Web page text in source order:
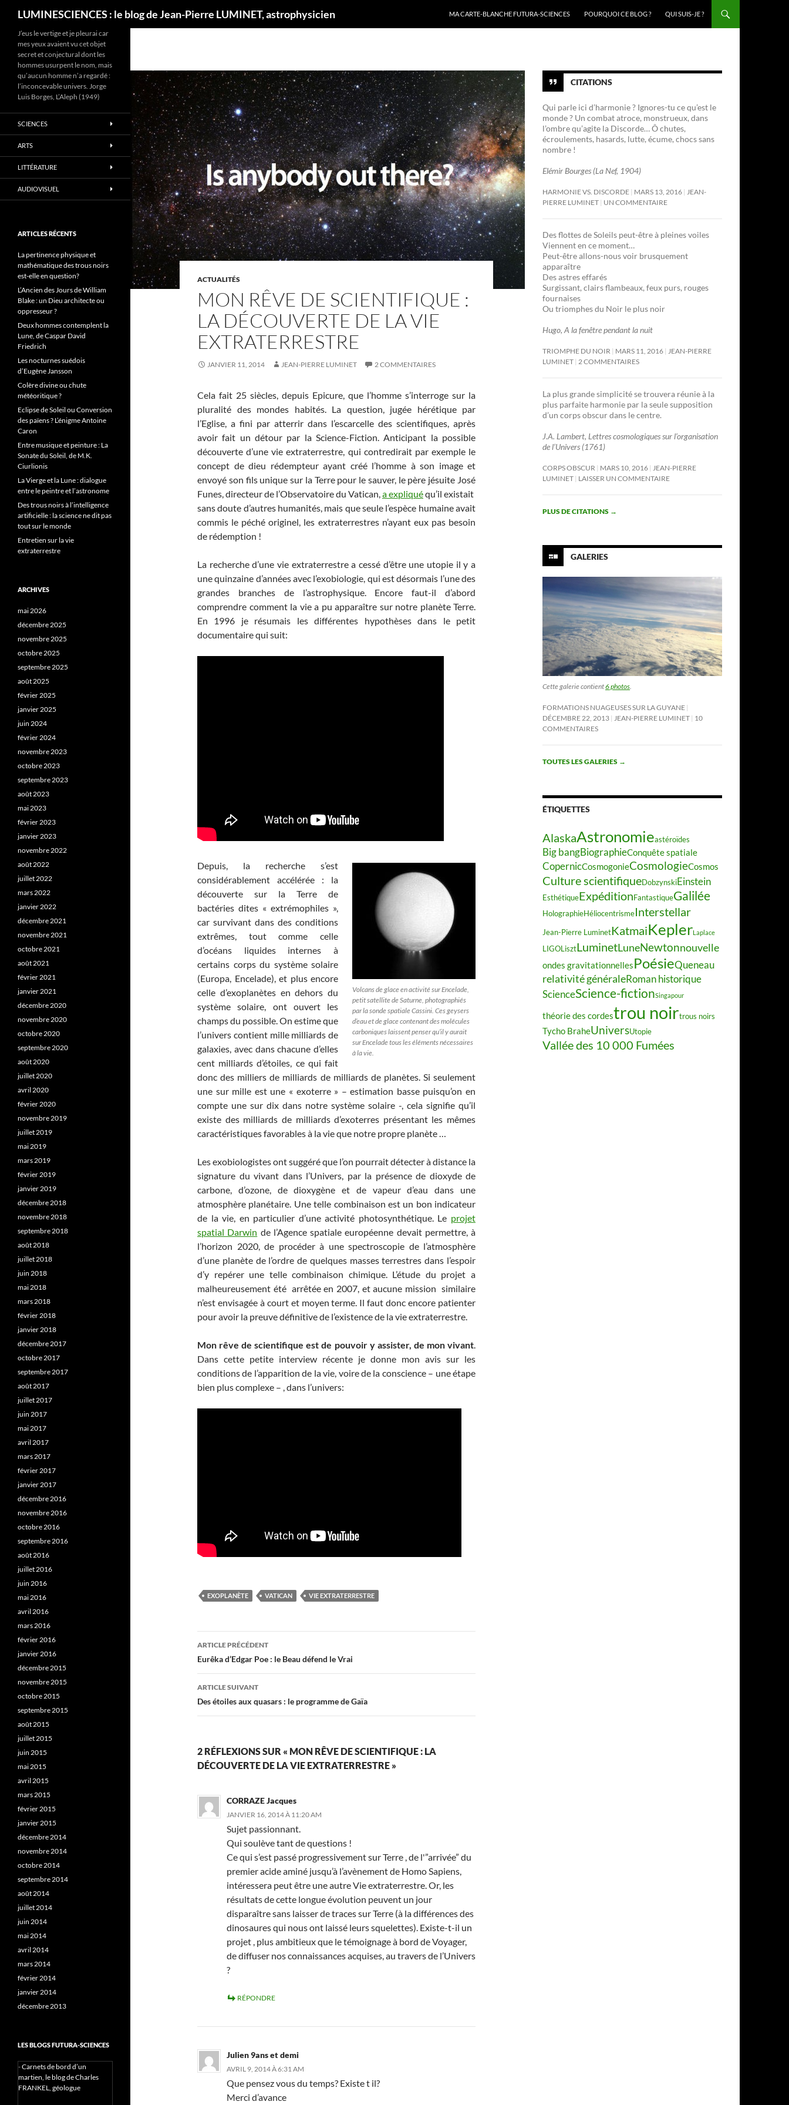
LUMINESCIENCES : le blog de Jean-Pierre LUMINET, astrophysicien
MA CARTE-BLANCHE FUTURA-SCIENCES
POURQUOI CE BLOG ? QUI SUIS-JE ?
ACTUALITÉS
MON RÊVE DE SCIENTIFIQUE :
LA DÉCOUVERTE DE LA VIE
EXTRATERRESTRE
JANVIER 11, 2014 JEAN-PIERRE LUMINET 2 COMMENTAIRES
Cela fait 25 siècles, depuis Epicure, que l’homme s’interroge sur la
pluralité des mondes habités. La question, jugée hérétique par
l’Eglise, a fini par atterrir dans l’escarcelle des scientifiques, après
avoir fait un détour par la Science-Fiction. Anticipant la possible
découverte d’une vie extraterrestre, qui contredirait par exemple le
concept de dieu rédempteur ayant créé l’homme à son image et
envoyé son fils unique sur la Terre pour le sauver, le père jésuite José
Funes, directeur de l’Observatoire du Vatican,a expliquéqu’il existait
sans doute d’autres humanités, mais que seule l’espèce humaine avait
commis le péché originel, les extraterrestres n’ayant eux pas besoin
de rédemption !
La recherche d’une vie extraterrestre a cessé d’être une utopie il y a
une quinzaine d’années avec l’exobiologie, qui est désormais l’une des
grandes branches de l’astrophysique. Encore faut-il d’abord
comprendre comment la vie a pu apparaître sur notre planète Terre.
En 1996 je résumais les différentes hypothèses dans le petit
documentaire qui suit:
Volcans de glace en activité sur Encelade,
petit satellite de Saturne, photographiés
par la sonde spatiale Cassini. Ces geysers
d’eau et de glace contenant des molécules
carboniques laissent penser qu’il y aurait
sur Encelade tous les éléments nécessaires
à la vie.
Depuis, la recherche s’est
considérablement accélérée : la
découverte sur la Terre de
bactéries dites « extrémophiles »,
car survivant dans des conditions
extrêmes, tout comme celle
d’océans liquides internes à
certains corps du système solaire
(Europa, Encelade), et plus encore
celle d’exoplanètes en dehors du
système solaire, ont ouvert les
champs du possible. On estime que
l’univers contient mille milliards de
galaxies, avec dans chacune d’elles
cent milliards d’étoiles, ce qui fait
donc des milliers de milliards de milliards de planètes. Si seulement
une sur mille est une « exoterre » – estimation basse puisqu’on en
compte une sur dix dans notre système solaire -, cela signifie qu’il
existe des milliards de milliards d’exoterres présentant les mêmes
caractéristiques favorables à la vie que notre propre planète …
Les exobiologistes ont suggéré que l’on pourrait détecter à distance la
signature du vivant dans l’Univers, par la présence de dioxyde de
carbone, d’ozone, de dioxygène et de vapeur d’eau dans une
atmosphère planétaire. Une telle combinaison est un bon indicateur
de la vie, en particulier d’une activité photosynthétique. Le projet
spatial Darwin de l’Agence spatiale européenne devait permettre, à
l’horizon 2020, de procéder à une spectroscopie de l’atmosphère
d’une planète de l’ordre de quelques masses terrestres dans l’espoir
d’y repérer une telle combinaison chimique. L’étude du projet a
malheureusement été arrêtée en 2007, et aucune mission similaire
n’est envisagée à court et moyen terme. Il faut donc encore patienter
pour avoir la preuve définitive de l’existence de la vie extraterrestre.
Mon rêve de scientifique est de pouvoir y assister, de mon vivant.
Dans cette petite interview récente je donne mon avis sur les
conditions de l’apparition de la vie, voire de la conscience – une étape
bien plus complexe – , dans l’univers:
EXOPLANÈTE VATICAN VIE EXTRATERRESTRE
Navigation
des
articles
ARTICLE PRÉCÉDENT
Eurêka d’Edgar Poe : le Beau défend le Vrai
ARTICLE SUIVANT
Des étoiles aux quasars : le programme de Gaïa
2 RÉFLEXIONS SUR « MON RÊVE DE SCIENTIFIQUE : LA
DÉCOUVERTE DE LA VIE EXTRATERRESTRE »
CORRAZE Jacques
JANVIER 16, 2014 À 11:20 AM
Sujet passionnant.
Qui soulève tant de questions !
Ce qui s’est passé progressivement sur Terre , de l'”arrivée” du
premier acide aminé jusqu’à l’avènement de Homo Sapiens,
intéressera peut être une autre Vie extraterrestre. Or, les
résultats de cette longue évolution peuvent un jour
disparaître sans laisser de traces sur Terre (à la différences des
dinosaures qui nous ont laissé leurs squelettes). Existe-t-il un
projet , plus ambitieux que le témoignage à bord de Voyager,
de diffuser nos connaissances acquises, au travers de l’Univers
?
RÉPONDRE
Julien 9ans et demi
AVRIL 9, 2014 À 6:31 AM
Que pensez vous du temps? Existe t il?
Merci d’avance
CITATIONS
Qui parle ici d’harmonie ? Ignores-tu ce qu’est le
monde ? Un combat atroce, monstrueux, dans
l’ombre qu’agite la Discorde… Ô chutes,
écroulements, hasards, lutte, écume, chocs sans
nombre !
Elémir Bourges (La Nef, 1904)
HARMONIE VS. DISCORDE MARS 13, 2016 JEAN-
PIERRE LUMINET UN COMMENTAIRE
Des flottes de Soleils peut-être à pleines voiles
Viennent en ce moment…
Peut-être allons-nous voir brusquement
apparaître
Des astres effarés
Surgissant, clairs flambeaux, feux purs, rouges
fournaises
Ou triomphes du Noir le plus noir
Hugo, A la fenêtre pendant la nuit
TRIOMPHE DU NOIR MARS 11, 2016 JEAN-PIERRE
LUMINET 2 COMMENTAIRES
La plus grande simplicité se trouvera réunie à la
plus parfaite harmonie par la seule supposition
d’un corps obscur dans le centre.
J.A. Lambert, Lettres cosmologiques sur l’organisation
de l’Univers (1761)
CORPS OBSCUR MARS 10, 2016 JEAN-PIERRE
LUMINET LAISSER UN COMMENTAIRE
PLUS DE CITATIONS →
GALERIES
Cette galerie contient6 photos.
FORMATIONS NUAGEUSES SUR LA GUYANE
DÉCEMBRE 22, 2013 JEAN-PIERRE LUMINET 10
COMMENTAIRES
TOUTES LES GALERIES →
ÉTIQUETTES
AlaskaAstronomieastéroïdes
Big bangBiographieConquête spatiale
CopernicCosmogonieCosmologieCosmos
Culture scientifiqueDobzynskiEinstein
EsthétiqueExpéditionFantastiqueGalilée
HolographieHéliocentrismeInterstellar
Jean-Pierre LuminetKatmaiKeplerLaplace
LIGOLisztLuminetLuneNewtonnouvelle
ondes gravitationnellesPoésieQueneau
relativité généraleRoman historique
ScienceScience-fictionSingapour
théorie des cordestrou noirtrous noirs
Tycho BraheUniversUtopie
Vallée des 10 000 Fumées
J’eus le vertige et je pleurai car
mes yeux avaient vu cet objet
secret et conjectural dont les
hommes usurpent le nom, mais
qu’aucun homme n’a regardé :
l’inconcevable univers. Jorge
Luis Borges, L’Aleph (1949)
SCIENCES
ARTS
LITTÉRATURE
AUDIOVISUEL
ARTICLES RÉCENTS
La pertinence physique et
mathématique des trous noirs
est-elle en question?
L’Ancien des Jours de William
Blake : un Dieu architecte ou
oppresseur ?
Deux hommes contemplent la
Lune, de Caspar David
Friedrich
Les nocturnes suédois
d’Eugène Jansson
Colère divine ou chute
météoritique ?
Eclipse de Soleil ou Conversion
des païens ? L’énigme Antoine
Caron
Entre musique et peinture : La
Sonate du Soleil, de M.K.
Ciurlionis
La Vierge et la Lune : dialogue
entre le peintre et l’astronome
Des trous noirs à l’intelligence
artificielle : la science ne dit pas
tout sur le monde
Entretien sur la vie
extraterrestre
ARCHIVES
mai 2026
décembre 2025
novembre 2025
octobre 2025
septembre 2025
août 2025
février 2025
janvier 2025
juin 2024
février 2024
novembre 2023
octobre 2023
septembre 2023
août 2023
mai 2023
février 2023
janvier 2023
novembre 2022
août 2022
juillet 2022
mars 2022
janvier 2022
décembre 2021
novembre 2021
octobre 2021
août 2021
février 2021
janvier 2021
décembre 2020
novembre 2020
octobre 2020
septembre 2020
août 2020
juillet 2020
avril 2020
février 2020
novembre 2019
juillet 2019
mai 2019
mars 2019
février 2019
janvier 2019
décembre 2018
novembre 2018
septembre 2018
août 2018
juillet 2018
juin 2018
mai 2018
mars 2018
février 2018
janvier 2018
décembre 2017
octobre 2017
septembre 2017
août 2017
juillet 2017
juin 2017
mai 2017
avril 2017
mars 2017
février 2017
janvier 2017
décembre 2016
novembre 2016
octobre 2016
septembre 2016
août 2016
juillet 2016
juin 2016
mai 2016
avril 2016
mars 2016
février 2016
janvier 2016
décembre 2015
novembre 2015
octobre 2015
septembre 2015
août 2015
juillet 2015
juin 2015
mai 2015
avril 2015
mars 2015
février 2015
janvier 2015
décembre 2014
novembre 2014
octobre 2014
septembre 2014
août 2014
juillet 2014
juin 2014
mai 2014
avril 2014
mars 2014
février 2014
janvier 2014
décembre 2013
LES BLOGS FUTURA-SCIENCES
-Carnets de bord d’un
martien, le blog de Charles
FRANKEL, géologue